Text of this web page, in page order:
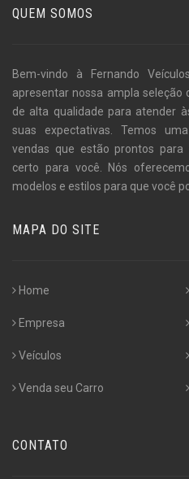
QUEM SOMOS
Bem-vindo à Fernando
apresentar nossa ampla seleção
de alta qualidade para atender
suas expectativas. Temos
vendas que estão prontos
certo para você. Nós
modelos e estilos para que você
MAPA DO SITE
Home
Empresa
Veículos
Venda seu Carro
CONTATO